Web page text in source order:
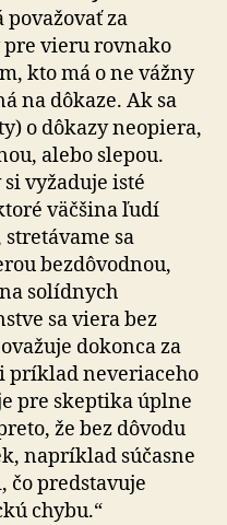
za
pre vieru rovnako
kto má o ne vážny
na dôkaze. Ak sa
o dôkazy neopiera,
alebo slepou.
vyžaduje isté
väčšina ľudí
sa
bezdôvodnou,
solídnych
sa viera bez
dokonca za
príklad neveriaceho
pre skeptika úplne
že bez dôvodu
napríklad súčasne
čo predstavuje
chybu.“